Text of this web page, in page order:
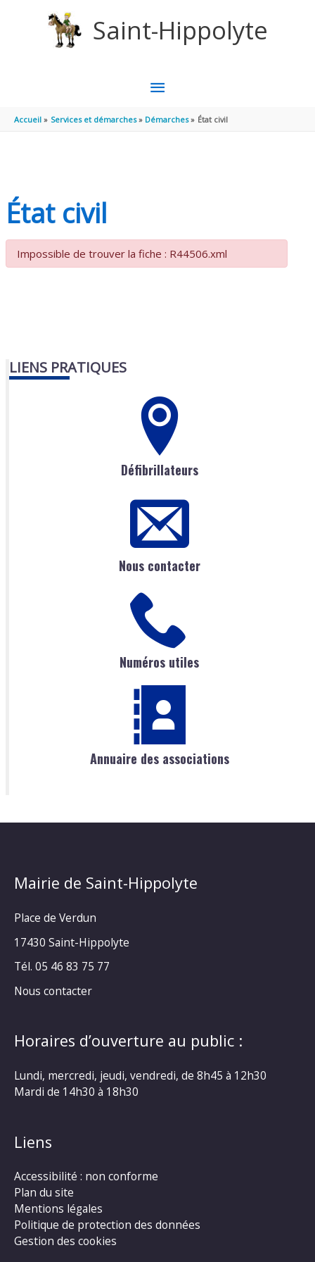
Saint-Hippolyte
MENU
PRINCIPAL
Accueil Services et démarches Démarches État civil
État civil
Impossible de trouver la fiche : R44506.xml
LIENS PRATIQUES
Défibrillateurs
Nous contacter
Numéros utiles
Annuaire des associations
Mairie de Saint-Hippolyte
Place de Verdun
17430 Saint-Hippolyte
Tél. 05 46 83 75 77
Nous contacter
Horaires d’ouverture au public :
Lundi, mercredi, jeudi, vendredi, de 8h45 à 12h30
Mardi de 14h30 à 18h30
Liens
Accessibilité : non conforme
Plan du site
Mentions légales
Politique de protection des données
Gestion des cookies